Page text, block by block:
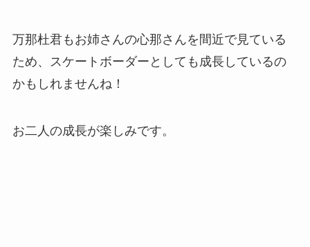
万那杜君もお姉さんの心那さんを間近で見ている
ため、スケートボーダーとしても成長しているの
かもしれませんね！
お二人の成長が楽しみです。